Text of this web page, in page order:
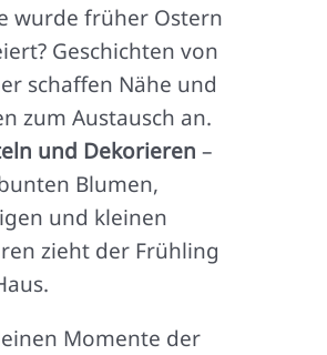
wurde früher Ostern
Geschichten von
schaffen Nähe und
zum Austausch an.
und Dekorieren –
Blumen,
und kleinen
zieht der Frühling
Momente der